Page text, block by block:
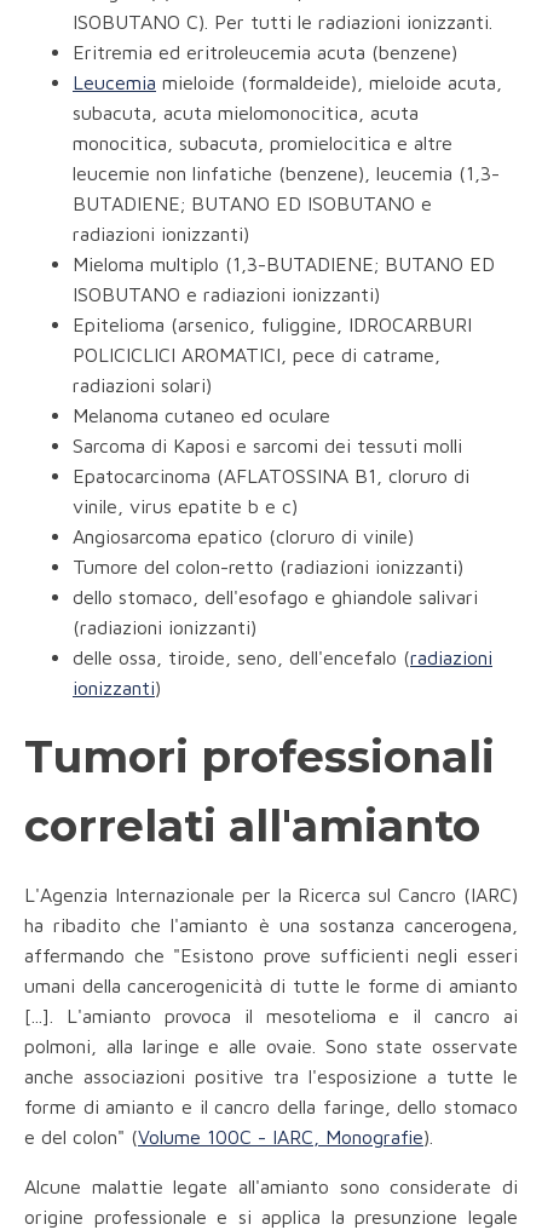
ISOBUTANO C). Per tutti le radiazioni ionizzanti.
Eritremia ed eritroleucemia acuta (benzene)
Leucemia mieloide (formaldeide), mieloide acuta,
subacuta, acuta mielomonocitica, acuta
monocitica, subacuta, promielocitica e altre
leucemie non linfatiche (benzene), leucemia (1,3-
BUTADIENE; BUTANO ED ISOBUTANO e
radiazioni ionizzanti)
Mieloma multiplo (1,3-BUTADIENE; BUTANO ED
ISOBUTANO e radiazioni ionizzanti)
Epitelioma (arsenico, fuliggine, IDROCARBURI
POLICICLICI AROMATICI, pece di catrame,
radiazioni solari)
Melanoma cutaneo ed oculare
Sarcoma di Kaposi e sarcomi dei tessuti molli
Epatocarcinoma (AFLATOSSINA B1, cloruro di
vinile, virus epatite b e c)
Angiosarcoma epatico (cloruro di vinile)
Tumore del colon-retto (radiazioni ionizzanti)
dello stomaco, dell'esofago e ghiandole salivari
(radiazioni ionizzanti)
delle ossa, tiroide, seno, dell'encefalo (radiazioni
ionizzanti)
Tumori professionali
correlati all'amianto
L'Agenzia Internazionale per la Ricerca sul Cancro (IARC)
ha ribadito che l'amianto è una sostanza cancerogena,
affermando che "Esistono prove sufficienti negli esseri
umani della cancerogenicità di tutte le forme di amianto
[...]. L'amianto provoca il mesotelioma e il cancro ai
polmoni, alla laringe e alle ovaie. Sono state osservate
anche associazioni positive tra l'esposizione a tutte le
forme di amianto e il cancro della faringe, dello stomaco
e del colon" (Volume 100C - IARC, Monografie).
Alcune malattie legate all'amianto sono considerate di
origine professionale e si applica la presunzione legale